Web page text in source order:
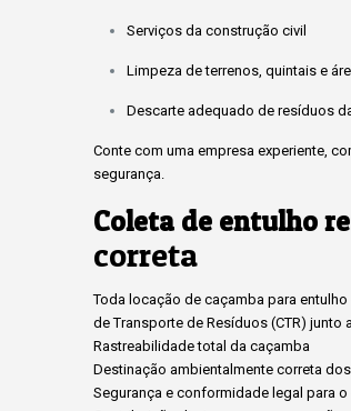
Serviços da construção civil
Limpeza de terrenos, quintais e
Descarte adequado de resíduos
Conte com uma empresa experiente,
segurança.
Coleta de entulho
correta
Toda locação de caçamba para
de Transporte de Resíduos (CTR) junto
Rastreabilidade total da caçamba
Destinação ambientalmente correta
Segurança e conformidade legal para o